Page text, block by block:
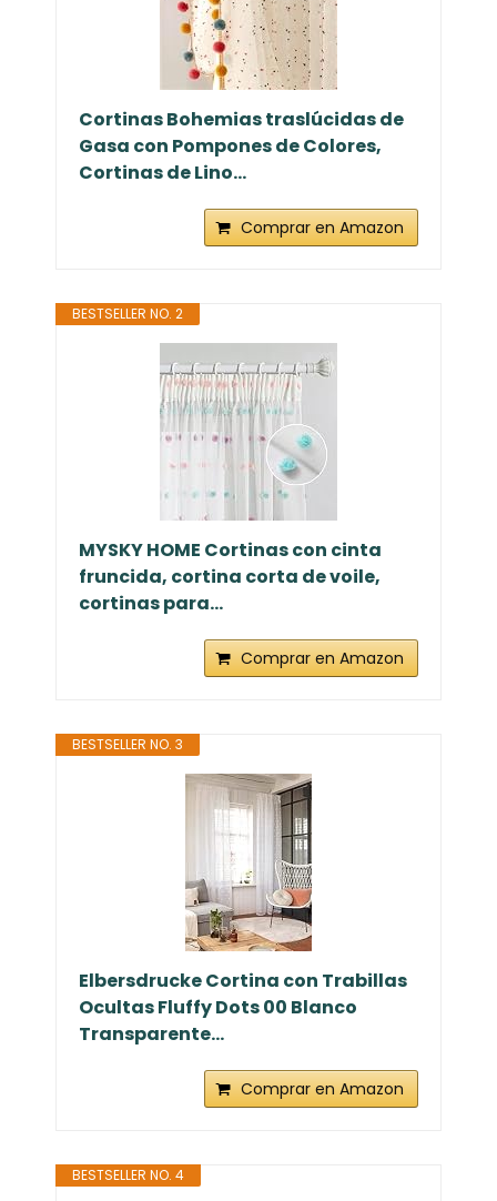
Cortinas Bohemias traslúcidas de
Gasa con Pompones de Colores,
Cortinas de Lino...
Comprar en Amazon
BESTSELLER NO. 2
MYSKY HOME Cortinas con cinta
fruncida, cortina corta de voile,
cortinas para...
Comprar en Amazon
BESTSELLER NO. 3
Elbersdrucke Cortina con Trabillas
Ocultas Fluffy Dots 00 Blanco
Transparente...
Comprar en Amazon
BESTSELLER NO. 4